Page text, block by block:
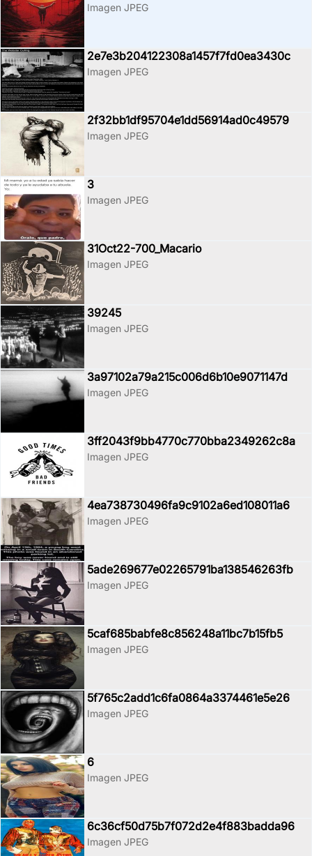
Imagen JPEG
2e7e3b204122308a1457f7fd0ea3430c
Imagen JPEG
2f32bb1df95704e1dd56914ad0c49579
Imagen JPEG
3
Imagen JPEG
31Oct22-700_Macario
Imagen JPEG
39245
Imagen JPEG
3a97102a79a215c006d6b10e9071147d
Imagen JPEG
3ff2043f9bb4770c770bba2349262c8a
Imagen JPEG
4ea738730496fa9c9102a6ed108011a6
Imagen JPEG
5ade269677e02265791ba138546263fb
Imagen JPEG
5caf685babfe8c856248a11bc7b15fb5
Imagen JPEG
5f765c2add1c6fa0864a3374461e5e26
Imagen JPEG
6
Imagen JPEG
6c36cf50d75b7f072d2e4f883badda96
Imagen JPEG